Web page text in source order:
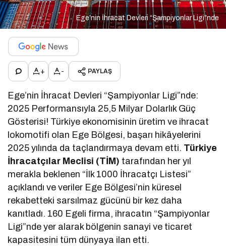
Ege’nin İhracat Devleri “Şampiyonlar Ligi”nde
+ - PAYLAŞ
Ege’nin İhracat Devleri “Şampiyonlar Ligi”nde:
2025 Performansıyla 25,5 Milyar Dolarlık Güç
Gösterisi! Türkiye ekonomisinin üretim ve ihracat
lokomotifi olan Ege Bölgesi, başarı hikâyelerini
2025 yılında da taçlandırmaya devam etti. Türkiye
İhracatçılar Meclisi (TİM) tarafından her yıl
merakla beklenen “İlk 1000 İhracatçı Listesi”
açıklandı ve veriler Ege Bölgesi’nin küresel
rekabetteki sarsılmaz gücünü bir kez daha
kanıtladı. 160 Egeli firma, ihracatın “Şampiyonlar
Ligi”nde yer alarak bölgenin sanayi ve ticaret
kapasitesini tüm dünyaya ilan etti.